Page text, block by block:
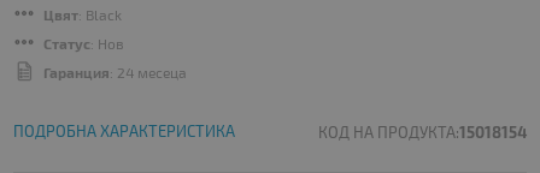
Цвят: Black
Статус: Нов
Гаранция: 24 месеца
ПОДРОБНА ХАРАКТЕРИСТИКА КОД НА ПРОДУКТА:15018154